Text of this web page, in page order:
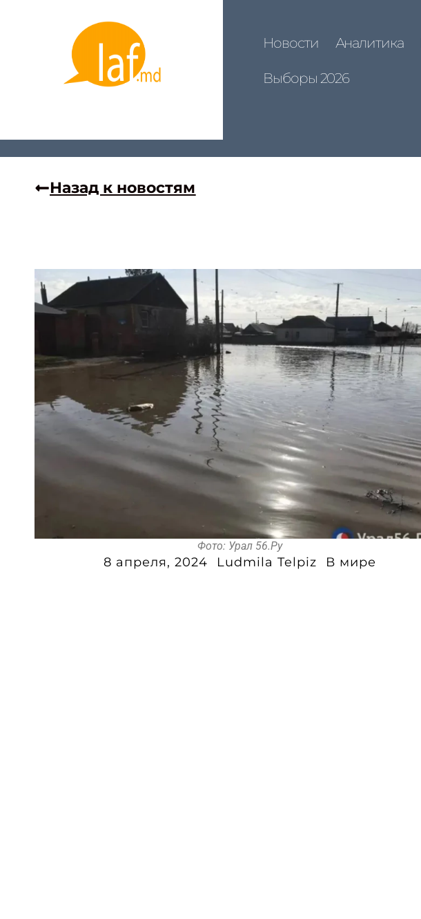
Новости Аналитика
Выборы 2026
Назад к новостям
Фото: Урал 56.Ру
8 апреля, 2024 Ludmila Telpiz В мире